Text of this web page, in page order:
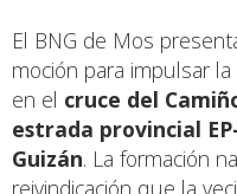
El BNG de Mos
moción para impulsar
en el cruce del
estrada provincial
Guizán. La formación
reivindicación que la